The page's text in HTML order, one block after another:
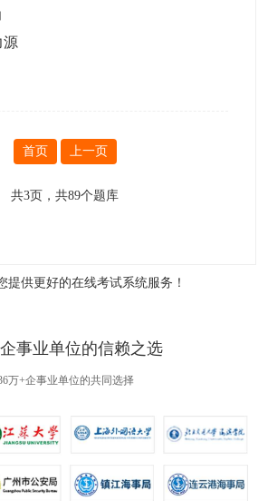
源
首页 上一页
共3页，共89个题库
提供更好的在线考试系统服务！
事业单位的信赖之选
万+企事业单位的共同选择